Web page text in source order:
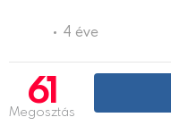
4 éve
61
Megosztás